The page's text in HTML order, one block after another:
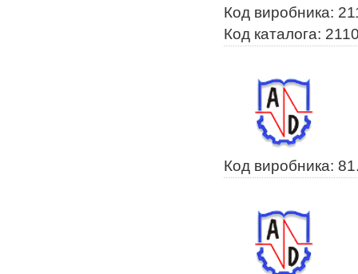
Код виробника:
Код каталога:
Код виробника: